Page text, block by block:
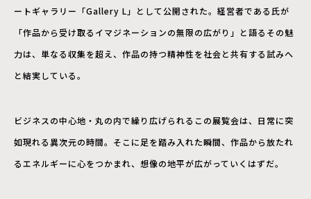
ートギャラリー「Gallery L」として公開された。経営者である氏が
「作品から受け取るイマジネーションの無限の広がり」と語るその魅
力は、単なる収集を超え、作品の持つ精神性を社会と共有する試みへ
と結実している。
ビジネスの中心地・丸の内で繰り広げられるこの展覧会は、日常に突
如現れる異次元の時間。そこに足を踏み入れた瞬間、作品から放たれ
るエネルギーに心をつかまれ、想像の地平が広がっていくはずだ。